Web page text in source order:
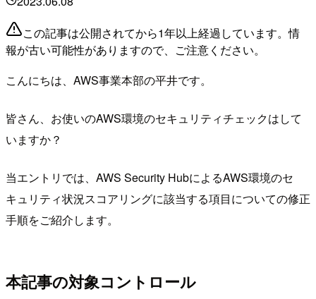
この記事は公開されてから1年以上経過しています。情
報が古い可能性がありますので、ご注意ください。
こんにちは、AWS事業本部の平井です。
皆さん、お使いのAWS環境のセキュリティチェックはして
いますか？
当エントリでは、AWS Security HubによるAWS環境のセ
キュリティ状況スコアリングに該当する項目についての修正
手順をご紹介します。
本記事の対象コントロール